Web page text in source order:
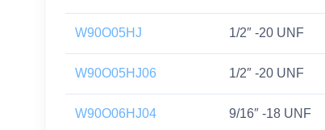
W90O05HJ 1/2″ -20 UNF
W90O05HJ06 1/2″ -20 UNF
W90O06HJ04 9/16″ -18 UNF